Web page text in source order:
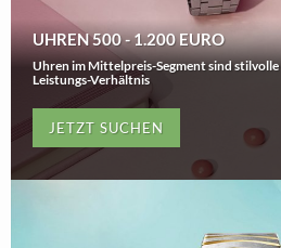
UHREN 500 - 1.200 EURO
Uhren im Mittelpreis-Segment sind
Leistungs-Verhältnis
JETZT SUCHEN